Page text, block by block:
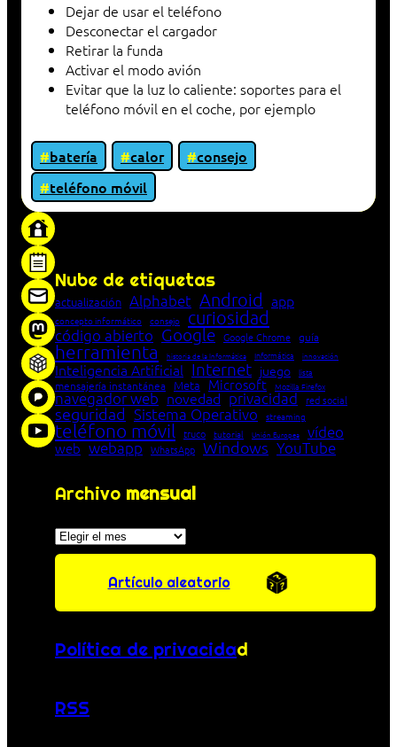
Dejar de usar el teléfono
Desconectar el cargador
Retirar la funda
Activar el modo avión
Evitar que la luz lo caliente: soportes para el
teléfono móvil en el coche, por ejemplo
batería calor
consejo
teléfono móvil
Nube de etiquetas
actualización Alphabet Android app
concepto informático consejo curiosidad
código abierto Google Google Chrome guía
herramienta historia de la Informática Informática innovación
Inteligencia Artificial Internet juego lista
mensajería instantánea Meta Microsoft Mozilla Firefox
navegador web novedad privacidad red social
seguridad Sistema Operativo streaming
teléfono móvil truco tutorial Unión Europea vídeo
web webapp WhatsApp Windows YouTube
Archivo mensual
Archivos
Artículo aleatorio
Política de privacidad
RSS